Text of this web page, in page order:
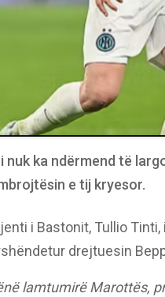
nuk ka ndërmend të
e tij kryesor.
i Bastonit, Tullio
drejtuesin
lamtumirë Marottës,